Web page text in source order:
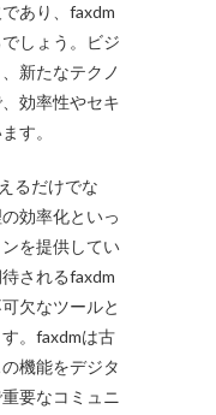
あり、faxdm
しょう。ビジ
新たなテクノ
効率性やセキ
す。
るだけでな
効率化といっ
を提供してい
されるfaxdm
欠なツールと
。faxdmは古
機能をデジタ
要なコミュニ